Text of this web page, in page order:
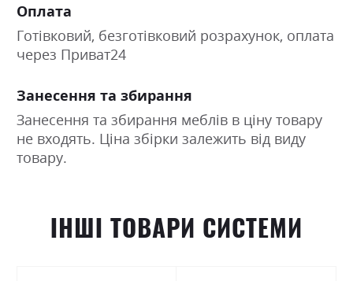
Оплата
Готівковий, безготівковий розрахунок, оплата
через Приват24
Занесення та збирання
Занесення та збирання меблів в ціну товару
не входять. Ціна збірки залежить від виду
товару.
ІНШІ ТОВАРИ СИСТЕМИ